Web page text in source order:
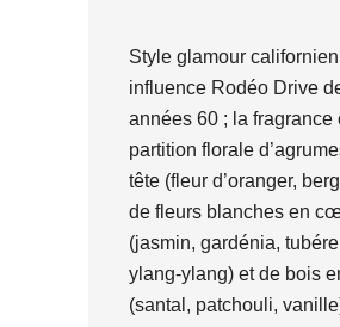
Style glamour
influence Rodéo Drive
années 60 ; la fragrance
partition florale
tête (fleur d’oranger,
de fleurs blanches en
(jasmin, gardénia,
ylang-ylang) et de bois
(santal, patchouli,